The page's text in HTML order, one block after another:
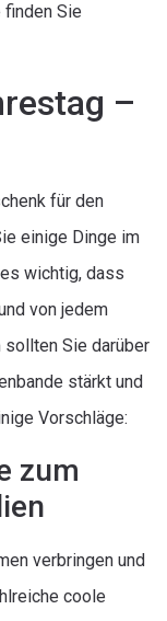
Sie
–
für den
einige Dinge im
wichtig, dass
von jedem
Sie darüber
stärkt und
Vorschläge:
zum
verbringen und
coole